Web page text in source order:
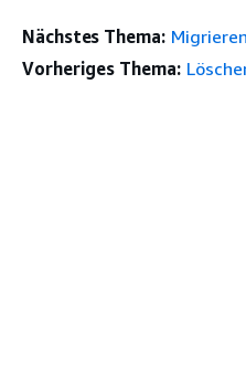
Nächstes Thema:
Vorheriges Thema: